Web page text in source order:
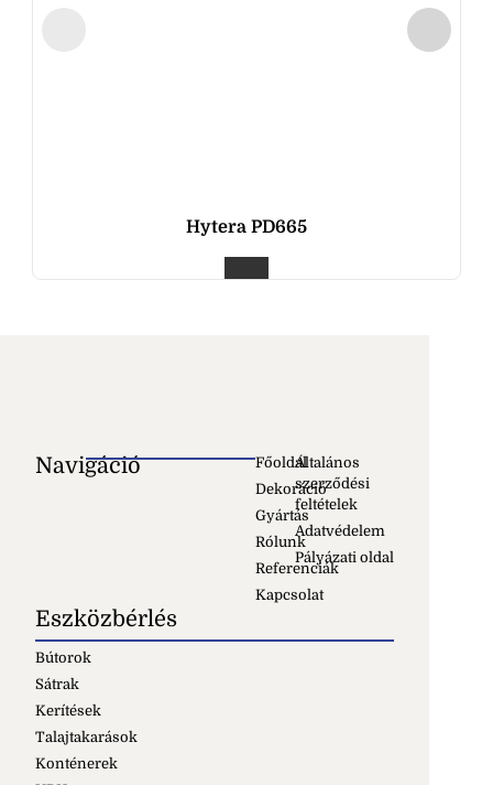
Hytera PD665
Navigáció
Főoldal
Dekoráció
Gyártás
Rólunk
Referenciák
Kapcsolat
Általános
szerződési
feltételek
Adatvédelem
Pályázati oldal
Eszközbérlés
Bútorok
Sátrak
Kerítések
Talajtakarások
Konténerek